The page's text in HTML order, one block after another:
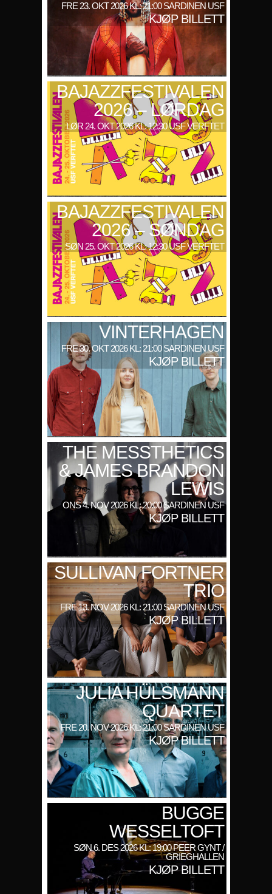
FRE 23. OKT 2026 KL: 21:00 SARDINEN USF
KJØP BILLETT
BAJAZZFESTIVALEN
2026 – LØRDAG
LØR 24. OKT 2026 KL: 12:30 USF VERFTET
BAJAZZFESTIVALEN
2026 – SØNDAG
SØN 25. OKT 2026 KL: 12:30 USF VERFTET
VINTERHAGEN
FRE 30. OKT 2026 KL: 21:00 SARDINEN USF
KJØP BILLETT
THE MESSTHETICS
& JAMES BRANDON
LEWIS
ONS 4. NOV 2026 KL: 20:00 SARDINEN USF
KJØP BILLETT
SULLIVAN FORTNER
TRIO
FRE 13. NOV 2026 KL: 21:00 SARDINEN USF
KJØP BILLETT
JULIA HÜLSMANN
QUARTET
FRE 20. NOV 2026 KL: 21:00 SARDINEN USF
KJØP BILLETT
BUGGE
WESSELTOFT
SØN 6. DES 2026 KL: 19:00 PEER GYNT /
GRIEGHALLEN
KJØP BILLETT